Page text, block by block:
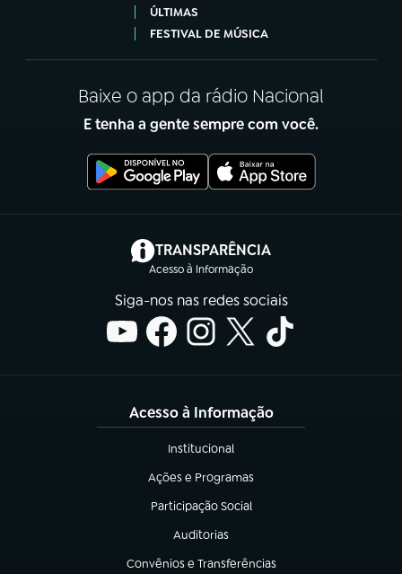
ÚLTIMAS
FESTIVAL DE MÚSICA
Baixe o app da rádio Nacional
E tenha a gente sempre com você.
TRANSPARÊNCIA
Acesso à Informação
(abre em nova aba)
Siga-nos nas redes sociais
Acesso à Informação
Institucional
(abre em nova aba)
Ações e Programas
(abre em nova aba)
Participação Social
(abre em nova aba)
Auditorias
(abre em nova aba)
Convênios e Transferências
(abre em nova aba)